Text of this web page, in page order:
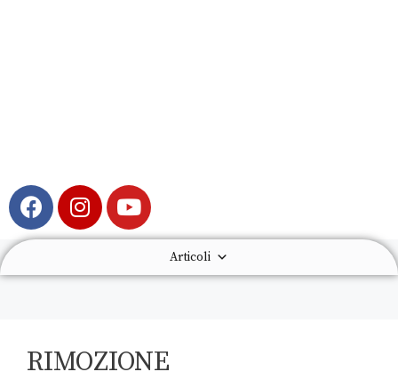
Articoli
RIMOZIONE